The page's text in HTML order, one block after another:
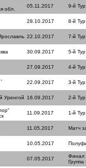
обл.
05.11.2017 9-й Тур
28.10.2017 8-й Тур
22.10.2017 7-й Тур
30.09.2017 5-й Тур
27.09.2017 4-й Тур
22.09.2017 3-й Тур
Уренгой 16.09.2017 2-й Тур
11.09.2017 1-й Тур
11.05.2017 Матч
10.05.2017
07.05.2017
Финал
Группа